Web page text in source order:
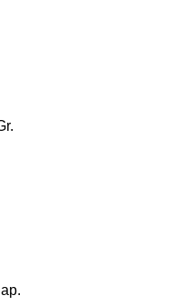
original era: $28.75.
precio actual es: